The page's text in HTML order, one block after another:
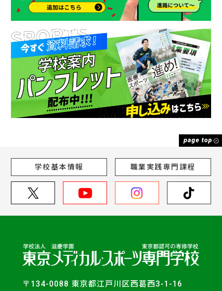
学校基本情報 職業実践専門課程
〒134-0088 東京都江戸川区西葛西3-1-16